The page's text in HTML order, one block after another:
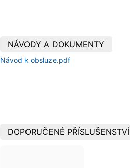
NÁVODY A DOKUMENTY
Návod k obsluze.pdf
DOPORUČENÉ PŘÍSLUŠENSTVÍ